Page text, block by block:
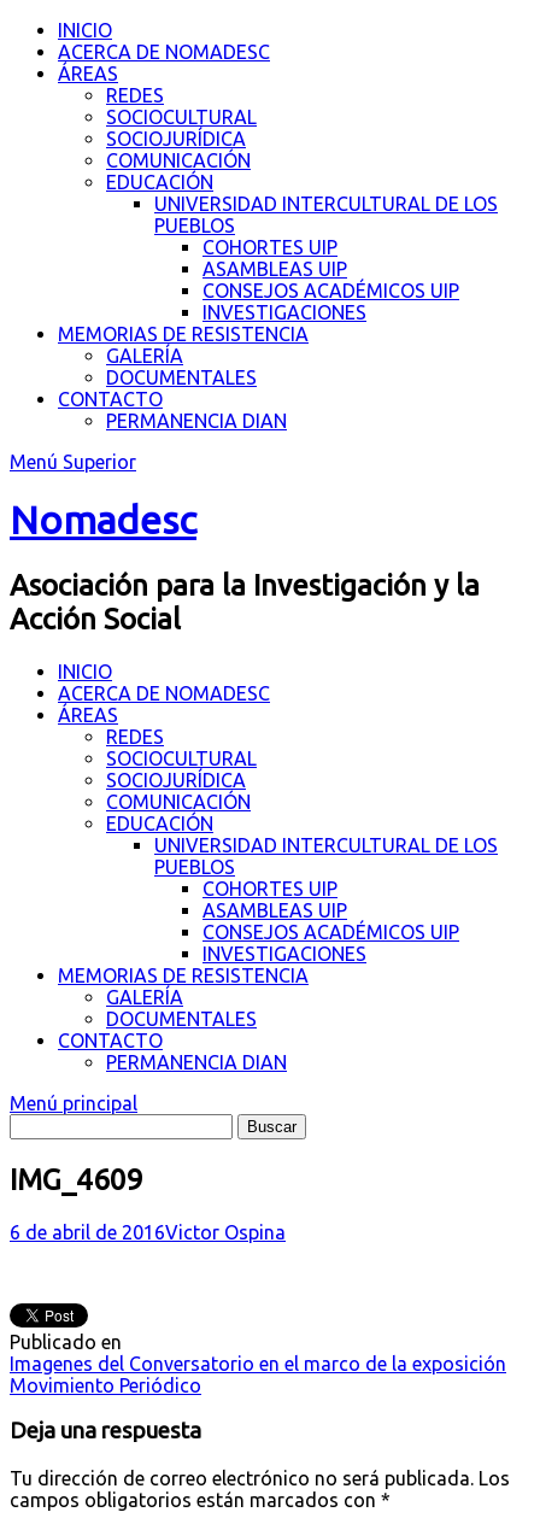
Saltar
contenido
INICIO
ACERCA DE NOMADESC
ÁREAS
REDES
SOCIOCULTURAL
SOCIOJURÍDICA
COMUNICACIÓN
EDUCACIÓN
UNIVERSIDAD INTERCULTURAL DE LOS
PUEBLOS
COHORTES UIP
ASAMBLEAS UIP
CONSEJOS ACADÉMICOS UIP
INVESTIGACIONES
MEMORIAS DE RESISTENCIA
GALERÍA
DOCUMENTALES
CONTACTO
PERMANENCIA DIAN
Menú Superior
Nomadesc
Asociación para la Investigación y la
Acción Social
INICIO
ACERCA DE NOMADESC
ÁREAS
REDES
SOCIOCULTURAL
SOCIOJURÍDICA
COMUNICACIÓN
EDUCACIÓN
UNIVERSIDAD INTERCULTURAL DE LOS
PUEBLOS
COHORTES UIP
ASAMBLEAS UIP
CONSEJOS ACADÉMICOS UIP
INVESTIGACIONES
MEMORIAS DE RESISTENCIA
GALERÍA
DOCUMENTALES
CONTACTO
PERMANENCIA DIAN
Menú principal
IMG_4609
6 de abril de 2016Victor Ospina
Publicado en
Navegación
de
entradas
Imagenes del Conversatorio en el marco de la exposición
Movimiento Periódico
Deja una respuesta
Tu dirección de correo electrónico no será publicada. Los
campos obligatorios están marcados con *